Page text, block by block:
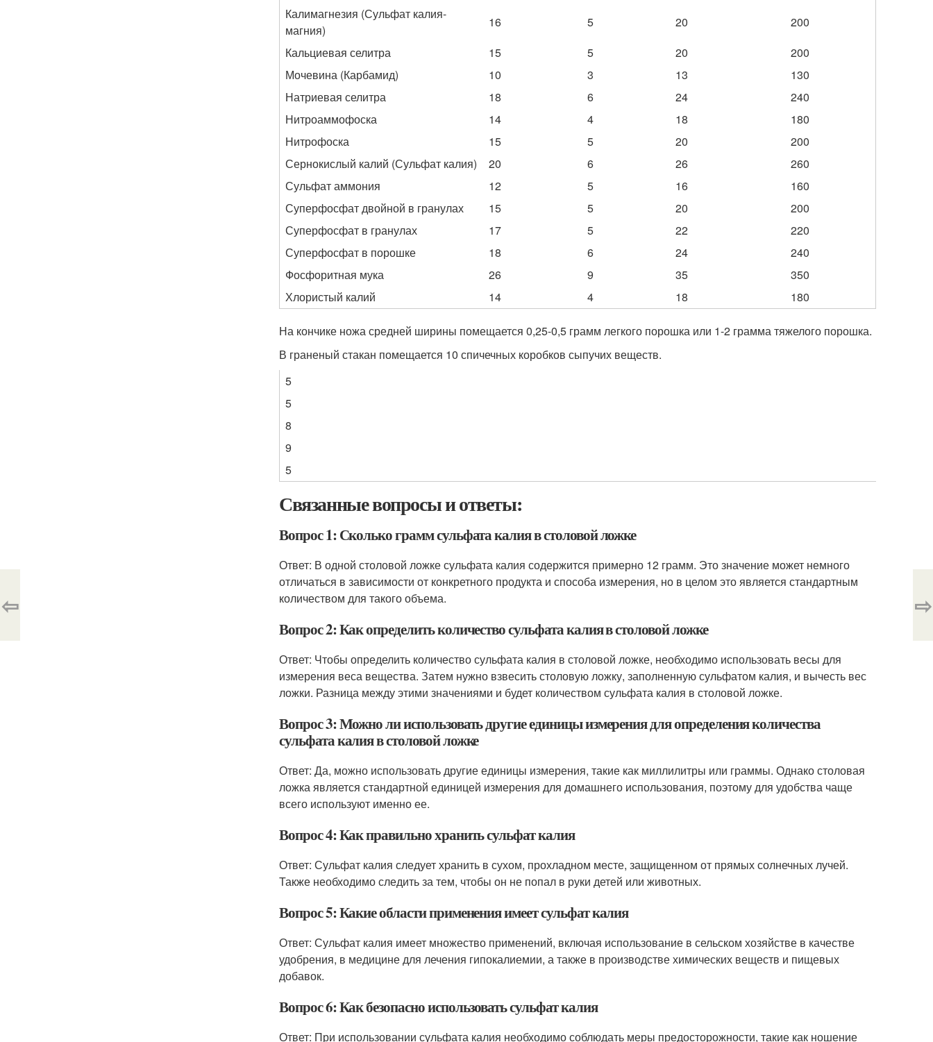
Калимагнезия (Сульфат калия-
магния)
16 5 20
200
Кальциевая селитра
15 5 20
200
Мочевина (Карбамид)
10 3 13
130
Натриевая селитра
18 6 24
240
Нитроаммофоска
14 4 18
180
Нитрофоска
15 5 20
200
Сернокислый калий (Сульфат калия)
20 6 26
260
Сульфат аммония
12 5 16
160
Суперфосфат двойной в гранулах
15 5 20
200
Суперфосфат в гранулах
17 5 22
220
Суперфосфат в порошке
18 6 24
240
Фосфоритная мука
26 9 35
350
Хлористый калий
14 4 18 180
На кончике ножа средней ширины помещается 0,25-0,5 грамм легкого порошка или 1-2 грамма тяжелого порошка.
В граненый стакан помещается 10 спичечных коробков сыпучих веществ.
5
5
8
9
5
Связанные вопросы и ответы:
Вопрос 1: Сколько грамм сульфата калия в столовой ложке
Ответ: В одной столовой ложке сульфата калия содержится примерно 12 грамм. Это значение может немного
отличаться в зависимости от конкретного продукта и способа измерения, но в целом это является стандартным
количеством для такого объема.
Вопрос 2: Как определить количество сульфата калия в столовой ложке
Ответ: Чтобы определить количество сульфата калия в столовой ложке, необходимо использовать весы для
измерения веса вещества. Затем нужно взвесить столовую ложку, заполненную сульфатом калия, и вычесть вес
ложки. Разница между этими значениями и будет количеством сульфата калия в столовой ложке.
Вопрос 3: Можно ли использовать другие единицы измерения для определения количества
сульфата калия в столовой ложке
Ответ: Да, можно использовать другие единицы измерения, такие как миллилитры или граммы. Однако столовая
ложка является стандартной единицей измерения для домашнего использования, поэтому для удобства чаще
всего используют именно ее.
Вопрос 4: Как правильно хранить сульфат калия
Ответ: Сульфат калия следует хранить в сухом, прохладном месте, защищенном от прямых солнечных лучей.
Также необходимо следить за тем, чтобы он не попал в руки детей или животных.
Вопрос 5: Какие области применения имеет сульфат калия
Ответ: Сульфат калия имеет множество применений, включая использование в сельском хозяйстве в качестве
удобрения, в медицине для лечения гипокалиемии, а также в производстве химических веществ и пищевых
добавок.
Вопрос 6: Как безопасно использовать сульфат калия
Ответ: При использовании сульфата калия необходимо соблюдать меры предосторожности, такие как ношение
⇦ ⇨